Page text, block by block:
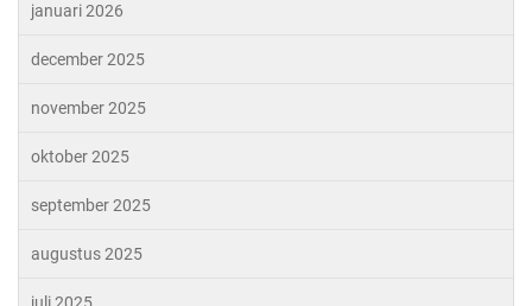
januari 2026
december 2025
november 2025
oktober 2025
september 2025
augustus 2025